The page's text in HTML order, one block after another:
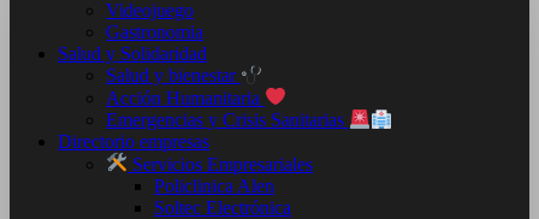
Videojuego
Gastronomia
Salud y Solidaridad
Salud y bienestar
Acción Humanitaria
Emergencias y Crisis Sanitarias
Directorio empresas
Servicios Empresariales
Policlinica Alen
Soltec Electrónica